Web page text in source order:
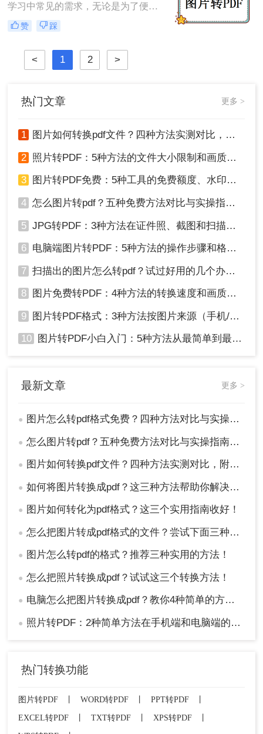
学习中常见的需求，无论是为了便于
分享、存储还是打印。那么图片转为
pdf怎么弄呢？本文将介绍几种常用的
行优缺点分析。
赞 踩
< 1 2 >
热门文章 更多 >
1 图片如何转换pdf文件？四种方法实测对比，附各场景最优选！
2 照片转PDF：5种方法的文件大小限制和画质保留实测！
3 图片转PDF免费：5种工具的免费额度、水印和文件限制对比！
4 怎么图片转pdf？五种免费方法对比与实操指南（附详细表格）！
5 JPG转PDF：3种方法在证件照、截图和扫描件上的转换精度差异！
6 电脑端图片转PDF：5种方法的操作步骤和格式保留对比！
7 扫描出的图片怎么转pdf？试过好用的几个办法！
8 图片免费转PDF：4种方法的转换速度和画质损失对比！
9 图片转PDF格式：3种方法按图片来源（手机/相机/截图）选！
10 图片转PDF小白入门：5种方法从最简单到最专业逐步升级！
最新文章 更多 >
● 图片怎么转pdf格式免费？四种方法对比与实操指南（附详细表格）!
● 怎么图片转pdf？五种免费方法对比与实操指南（附详细表格）！
● 图片如何转换pdf文件？四种方法实测对比，附各场景最优选！
● 如何将图片转换成pdf？这三种方法帮助你解决问题！
● 图片如何转化为pdf格式？这三个实用指南收好！
● 怎么把图片转成pdf格式的文件？尝试下面三种方法！
● 图片怎么转pdf的格式？推荐三种实用的方法！
● 怎么把照片转换成pdf？试试这三个转换方法！
● 电脑怎么把图片转换成pdf？教你4种简单的方法！
● 照片转PDF：2种简单方法在手机端和电脑端的操作差异！
热门转换功能
图片转PDF WORD转PDF PPT转PDF
EXCEL转PDF
TXT转PDF XPS转PDF